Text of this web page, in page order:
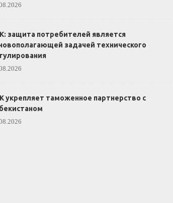
защита потребителей является
задачей технического
укрепляет таможенное партнерство с